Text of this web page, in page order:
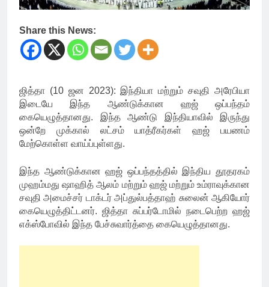
Share this News:
ஜித்தா (10 ஜன 2023): இந்தியா மற்றும் சவுதி அரேபியா
இடையே இந்த ஆண்டுக்கான ஹஜ் ஒப்பந்தம்
கையெழுத்தானது. இந்த ஆண்டு இந்தியாவில் இருந்து
ஒன்றே முக்கால் லட்சம் யாத்ரீகர்கள் ஹஜ் பயணம்
மேற்கொள்ள வாய்ப்புள்ளது.
இந்த ஆண்டுக்கான ஹஜ் ஒப்பந்தத்தில் இந்திய தூதரகம்
முஹம்மது ஷாஹித் ஆலம் மற்றும் ஹஜ் மற்றும் உம்ராவுக்கான
சவுதி அமைச்சர் டாக்டர் அப்துல்பத்தாஹ் சுலைன் ஆகியோர்
கையெழுத்திட்டனர். ஜித்தா சுப்பர்டோமில் நடைபெற்ற ஹஜ்
எக்ஸ்போவில் இந்த பேச்சுவார்த்தை கையெழுத்தானது.